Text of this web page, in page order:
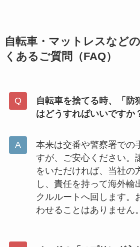
自転車・マットレスなど
くあるご質問（FAQ）
自転車を捨てる時、「防
はどうすればいいですか
本来は交番や警察署での
すが、ご安心ください。
をいただければ、当社の
し、責任を持って海外輸
クルルートへ回します。
わせることはありません。